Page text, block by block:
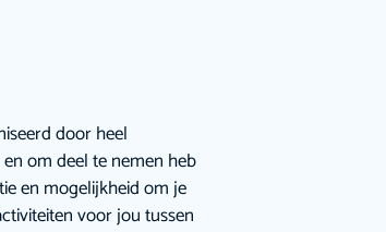
door heel
om deel te nemen heb
en mogelijkheid om je
voor jou tussen